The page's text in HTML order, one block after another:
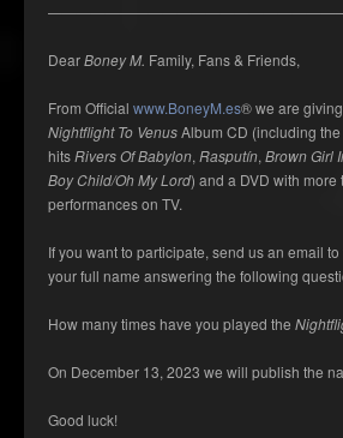
DearBoney M. Family, Fans & Friends,
From Official www.BoneyM.es® we are
Nightflight To VenusAlbum CD (including
hitsRivers Of Babylon, Rasputín, Brown Girl
Boy Child/Oh My Lord) and a DVD with more
performances on TV.
If you want to participate, send us an email to
your full name answering the following
How many times have you played the
On December 13, 2023 we will publish the
Good luck!